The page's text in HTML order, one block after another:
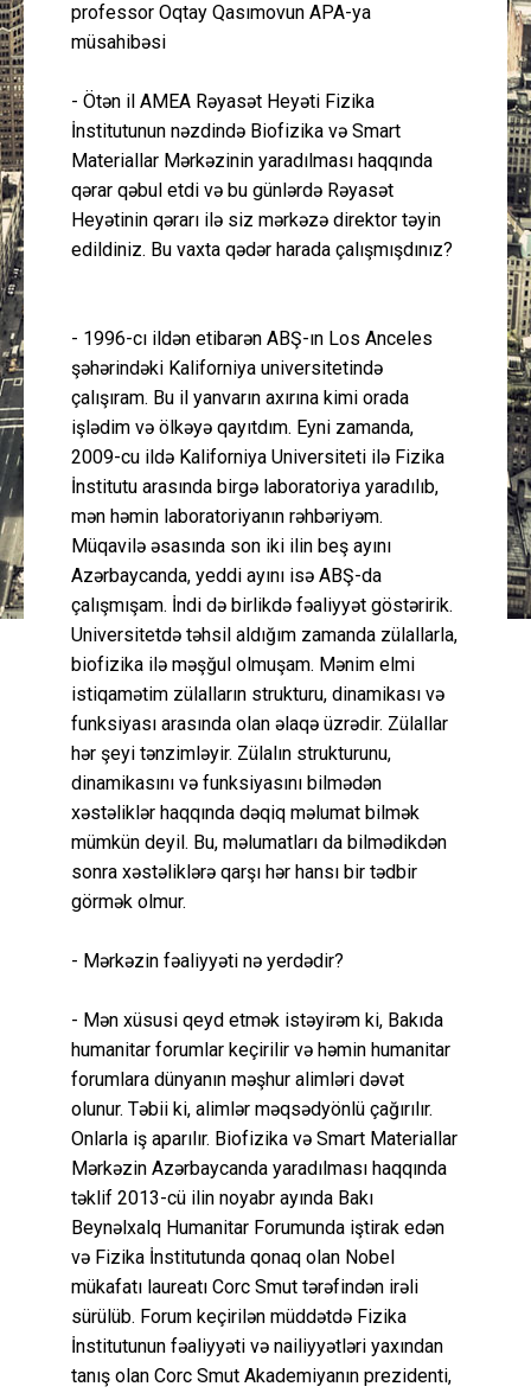
professor Oqtay Qasımovun APA-ya
müsahibəsi
- Ötən il AMEA Rəyasət Heyəti Fizika
İnstitutunun nəzdində Biofizika və Smart
Materiallar Mərkəzinin yaradılması haqqında
qərar qəbul etdi və bu günlərdə Rəyasət
Heyətinin qərarı ilə siz mərkəzə direktor təyin
edildiniz. Bu vaxta qədər harada çalışmışdınız?
- 1996-cı ildən etibarən ABŞ-ın Los Anceles
şəhərindəki Kaliforniya universitetində
çalışıram. Bu il yanvarın axırına kimi orada
işlədim və ölkəyə qayıtdım. Eyni zamanda,
2009-cu ildə Kaliforniya Universiteti ilə Fizika
İnstitutu arasında birgə laboratoriya yaradılıb,
mən həmin laboratoriyanın rəhbəriyəm.
Müqavilə əsasında son iki ilin beş ayını
Azərbaycanda, yeddi ayını isə ABŞ-da
çalışmışam. İndi də birlikdə fəaliyyət göstəririk.
Universitetdə təhsil aldığım zamanda zülallarla,
biofizika ilə məşğul olmuşam. Mənim elmi
istiqamətim zülalların strukturu, dinamikası və
funksiyası arasında olan əlaqə üzrədir. Zülallar
hər şeyi tənzimləyir. Zülalın strukturunu,
dinamikasını və funksiyasını bilmədən
xəstəliklər haqqında dəqiq məlumat bilmək
mümkün deyil. Bu, məlumatları da bilmədikdən
sonra xəstəliklərə qarşı hər hansı bir tədbir
görmək olmur.
- Mərkəzin fəaliyyəti nə yerdədir?
- Mən xüsusi qeyd etmək istəyirəm ki, Bakıda
humanitar forumlar keçirilir və həmin humanitar
forumlara dünyanın məşhur alimləri dəvət
olunur. Təbii ki, alimlər məqsədyönlü çağırılır.
Onlarla iş aparılır. Biofizika və Smart Materiallar
Mərkəzin Azərbaycanda yaradılması haqqında
təklif 2013-cü ilin noyabr ayında Bakı
Beynəlxalq Humanitar Forumunda iştirak edən
və Fizika İnstitutunda qonaq olan Nobel
mükafatı laureatı Corc Smut tərəfindən irəli
sürülüb. Forum keçirilən müddətdə Fizika
İnstitutunun fəaliyyəti və nailiyyətləri yaxından
tanış olan Corc Smut Akademiyanın prezidenti,